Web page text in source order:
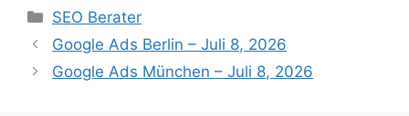
Kategorien
SEO Berater
Google Ads Berlin – Juli 8, 2026
Google Ads München – Juli 8, 2026